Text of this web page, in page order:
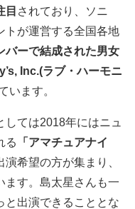
目 されており、ソニ
トが運営する全国各地
バーで結成された男女
Inc.(ラブ・ハーモニ
います。
ては2018年にはニュ
る
「アマチュアナイ
希望の方が集まり、
ます。島太星さんも一
と出演できることとな